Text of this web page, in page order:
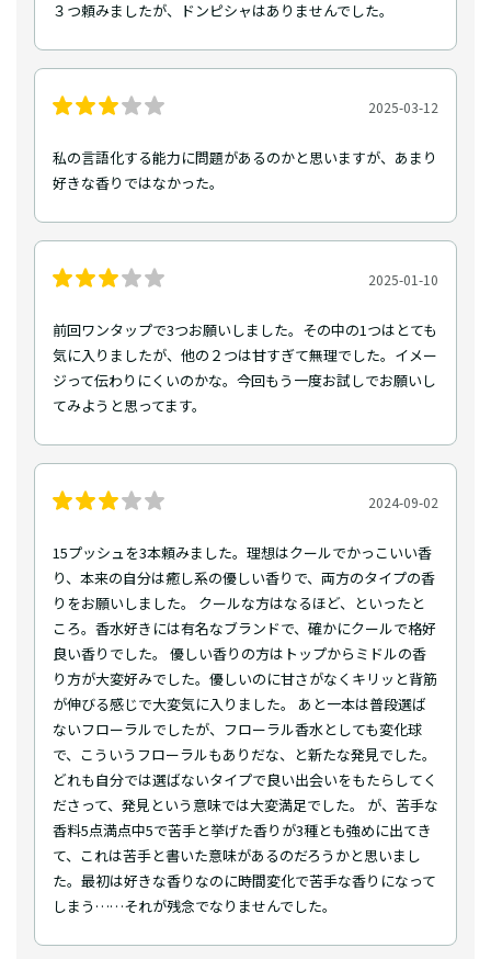
３つ頼みましたが、ドンピシャはありませんでした。
2025-03-12
私の言語化する能力に問題があるのかと思いますが、あまり
好きな香りではなかった。
2025-01-10
前回ワンタップで3つお願いしました。その中の1つはとても
気に入りましたが、他の２つは甘すぎて無理でした。イメー
ジって伝わりにくいのかな。今回もう一度お試しでお願いし
てみようと思ってます。
2024-09-02
15プッシュを3本頼みました。理想はクールでかっこいい香
り、本来の自分は癒し系の優しい香りで、両方のタイプの香
りをお願いしました。 クールな方はなるほど、といったと
ころ。香水好きには有名なブランドで、確かにクールで格好
良い香りでした。 優しい香りの方はトップからミドルの香
り方が大変好みでした。優しいのに甘さがなくキリッと背筋
が伸びる感じで大変気に入りました。 あと一本は普段選ば
ないフローラルでしたが、フローラル香水としても変化球
で、こういうフローラルもありだな、と新たな発見でした。
どれも自分では選ばないタイプで良い出会いをもたらしてく
ださって、発見という意味では大変満足でした。 が、苦手な
香料5点満点中5で苦手と挙げた香りが3種とも強めに出てき
て、これは苦手と書いた意味があるのだろうかと思いまし
た。最初は好きな香りなのに時間変化で苦手な香りになって
しまう……それが残念でなりませんでした。